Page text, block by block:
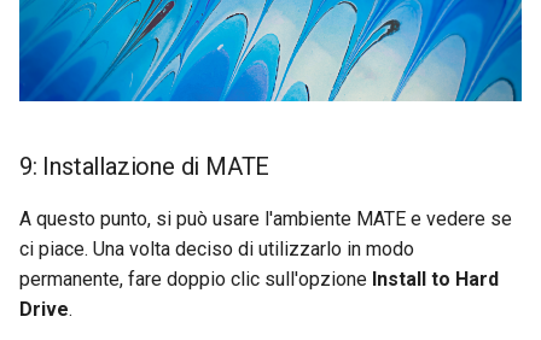
9: Installazione di MATE
A questo punto, si può usare l'ambiente MATE e vedere se
ci piace. Una volta deciso di utilizzarlo in modo
permanente, fare doppio clic sull'opzione Install to Hard
Drive.